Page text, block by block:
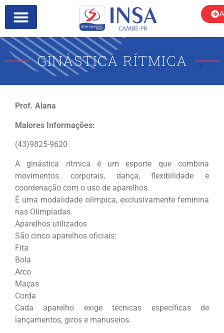
GINÁSTICA RÍTMICA
Prof. Alana
Maiores Informações:
(43)9825-9620
A ginástica rítmica é um esporte que combina
movimentos corporais, dança, flexibilidade e
coordenação com o uso de aparelhos.
É uma modalidade olímpica, exclusivamente feminina
nas Olimpíadas.
Aparelhos utilizados
São cinco aparelhos oficiais:
Fita
Bola
Arco
Maças
Corda
Cada aparelho exige técnicas específicas de
lançamentos, giros e manuseios.